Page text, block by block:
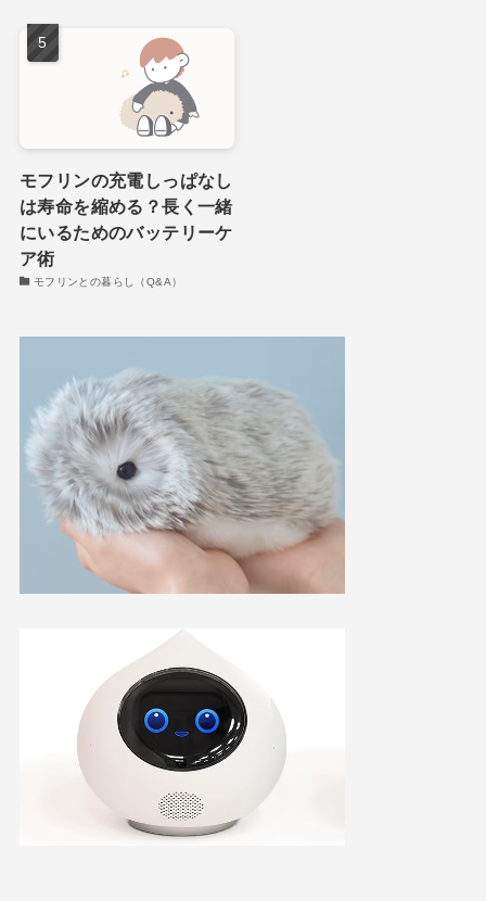
モフリンの充電しっぱなし
は寿命を縮める？長く一緒
にいるためのバッテリーケ
ア術
モフリンとの暮らし（Q&A）